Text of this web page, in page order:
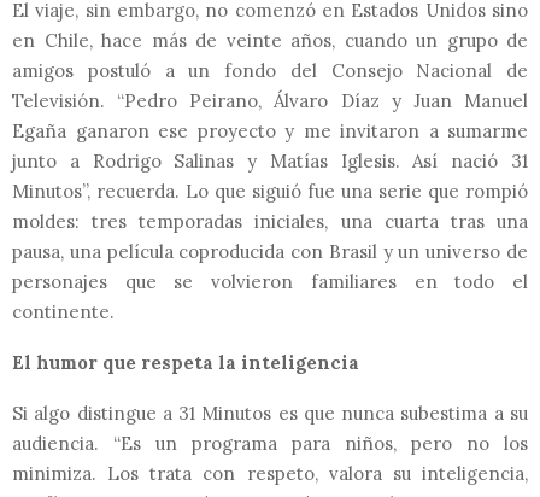
El viaje, sin embargo, no comenzó en Estados Unidos sino
en Chile, hace más de veinte años, cuando un grupo de
amigos postuló a un fondo del Consejo Nacional de
Televisión. “Pedro Peirano, Álvaro Díaz y Juan Manuel
Egaña ganaron ese proyecto y me invitaron a sumarme
junto a Rodrigo Salinas y Matías Iglesis. Así nació 31
Minutos”, recuerda. Lo que siguió fue una serie que rompió
moldes: tres temporadas iniciales, una cuarta tras una
pausa, una película coproducida con Brasil y un universo de
personajes que se volvieron familiares en todo el
continente.
El humor que respeta la inteligencia
Si algo distingue a 31 Minutos es que nunca subestima a su
audiencia. “Es un programa para niños, pero no los
minimiza. Los trata con respeto, valora su inteligencia,